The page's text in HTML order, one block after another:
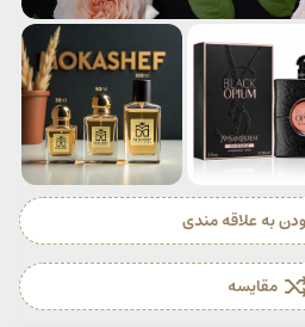
به علاقه مندی
مقایسه